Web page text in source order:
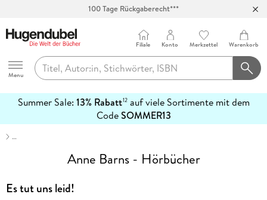
100 Tage Rückgaberecht***
Hugendubel
Menu
Filiale Konto Merkzettel Warenkorb
Summer Sale: 13% Rabatt12auf viele Sortimente mit dem
CodeSOMMER13
erfahren
…
Anne Barns - Hörbücher
Es tut uns leid!